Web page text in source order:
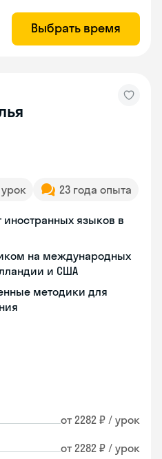
Выбрать время
урок 23 года опыта
иностранных языков в
на международных
и США
методики для
от 2282 ₽ / урок
от 2282 ₽ / урок